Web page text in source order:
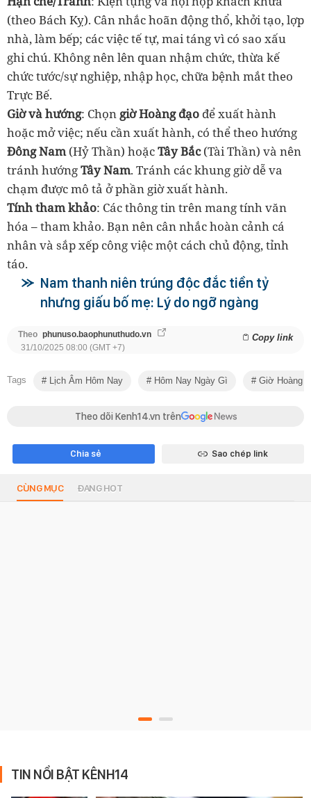
(theo Bách Kỵ). Cân nhắc hoãn động thổ, khởi tạo, lợp
nhà, làm bếp; các việc tế tự, mai táng vì có sao xấu
ghi chú. Không nên lên quan nhậm chức, thừa kế
chức tước/sự nghiệp, nhập học, chữa bệnh mắt theo
Trực Bế.
Giờ và hướng: Chọngiờ Hoàng đạo để xuất hành
hoặc mở việc; nếu cần xuất hành, có thể theo hướng
Đông Nam (Hỷ Thần) hoặcTây Bắc (Tài Thần) và nên
tránh hướngTây Nam. Tránh các khung giờ dễ va
chạm được mô tả ở phần giờ xuất hành.
Tính tham khảo: Các thông tin trên mang tính văn
hóa – tham khảo. Bạn nên cân nhắc hoàn cảnh cá
nhân và sắp xếp công việc một cách chủ động, tỉnh
táo.
Nam thanh niên trúng độc đắc tiền tỷ
nhưng giấu bố mẹ: Lý do ngỡ ngàng
Theo phunuso.baophunuthudo.vn Copy link
31/10/2025 08:00 (GMT +7)
Tags Lịch Âm Hôm Nay Hôm Nay Ngày Gì Giờ Hoàng
Theo dõi Kenh14.vn trên
Chia sẻ Sao chép link
CÙNG MỤC ĐANG HOT
TIN NỔI BẬT KÊNH14